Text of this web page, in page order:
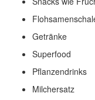
Getränke
Superfood
Pflanzendrinks
Milchersatz